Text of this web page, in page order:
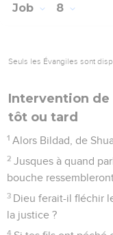
Job 8
Seuls les Évangiles sont
Intervention de
tôt ou tard
1 Alors Bildad, de
2 Jusques à quand
bouche
3 Dieu ferait-il fléchir
la justice ?
4